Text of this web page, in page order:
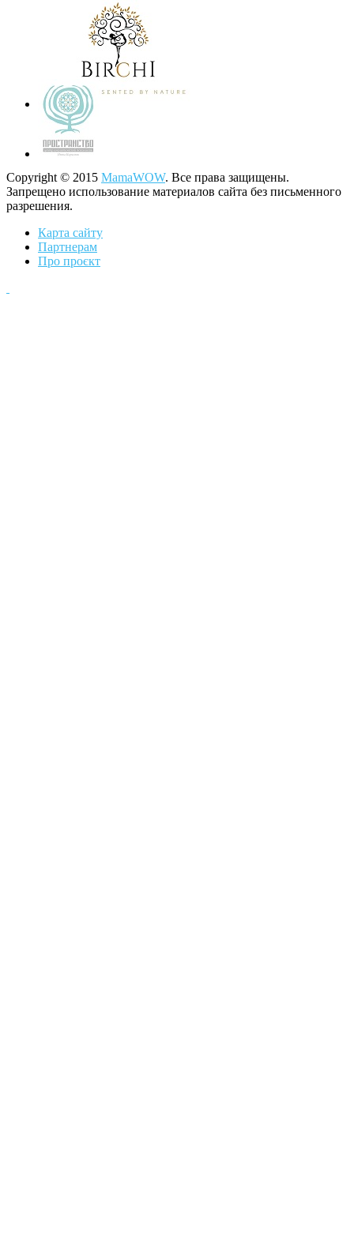
Copyright © 2015 MamaWOW. Все права защищены.
Запрещено использование материалов сайта без письменного
разрешения.
Карта сайту
Партнерам
Про проєкт